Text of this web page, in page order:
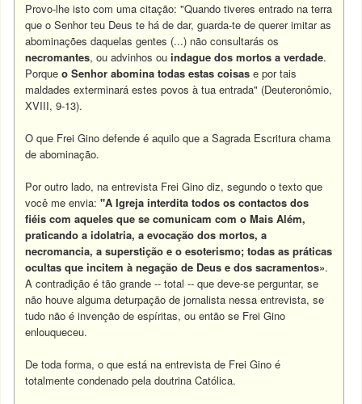
Provo-lhe isto com uma citação: "Quando tiveres entrado na terra
que o Senhor teu Deus te há de dar, guarda-te de querer imitar as
abominações daquelas gentes (...) não consultarás os
necromantes, ou advinhos ouindague dos mortos a verdade.
Porqueo Senhor abomina todas estas coisas e por tais
maldades exterminará estes povos à tua entrada" (Deuteronômio,
XVIII, 9-13).
O que Frei Gino defende é aquilo que a Sagrada Escritura chama
de abominação.
Por outro lado, na entrevista Frei Gino diz, segundo o texto que
você me envia:"A Igreja interdita todos os contactos dos
fiéis com aqueles que se comunicam com o Mais Além,
praticando a idolatria, a evocação dos mortos, a
necromancia, a superstição e o esoterismo; todas as práticas
ocultas que incitem à negação de Deus e dos sacramentos».
A contradição é tão grande -- total -- que deve-se perguntar, se
não houve alguma deturpação de jornalista nessa entrevista, se
tudo não é invenção de espíritas, ou então se Frei Gino
enlouqueceu.
De toda forma, o que está na entrevista de Frei Gino é
totalmente condenado pela doutrina Católica.